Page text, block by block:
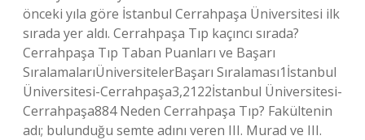
önceki yıla göre İstanbul Cerrahpaşa Üniversitesi ilk
sırada yer aldı. Cerrahpaşa Tıp kaçıncı sırada?
Cerrahpaşa Tıp Taban Puanları ve Başarı
SıralamalarıÜniversitelerBaşarı Sıralaması1İstanbul
Üniversitesi-Cerrahpaşa3,2122İstanbul Üniversitesi-
Cerrahpaşa884 Neden Cerrahpaşa Tıp? Fakültenin
adı; bulunduğu semte adını veren III. Murad ve III.